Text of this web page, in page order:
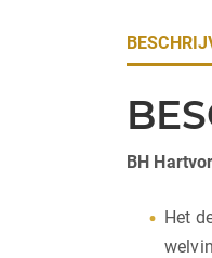
BH
Het